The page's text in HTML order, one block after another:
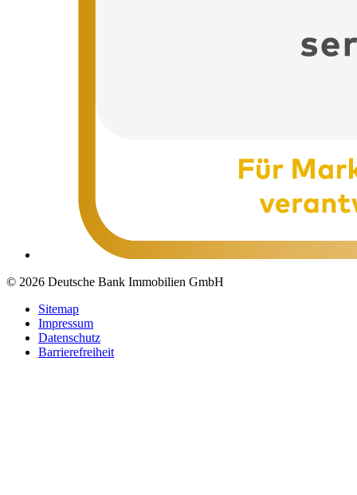
© 2026 Deutsche Bank Immobilien GmbH
Sitemap
Impressum
Datenschutz
Barrierefreiheit